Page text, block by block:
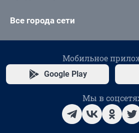
Все города сети
Мобильное
Google Play
Мы в